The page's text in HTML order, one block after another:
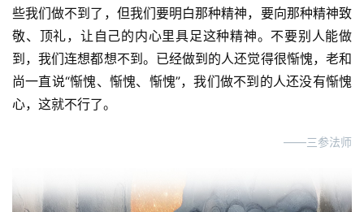
院
巡
礼
视
频
些我们做不到了，但我们要明白那种精神，要向那种精神致
敬、顶礼，让自己的内心里具足这种精神。不要别人能做
到，我们连想都想不到。已经做到的人还觉得很惭愧，老和
尚一直说“惭愧、惭愧、惭愧”，我们做不到的人还没有惭愧
心，这就不行了。
——三参法师